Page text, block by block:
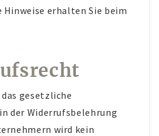
erhalten Sie beim
gesetzliche
der Widerrufsbelehrung
wird kein